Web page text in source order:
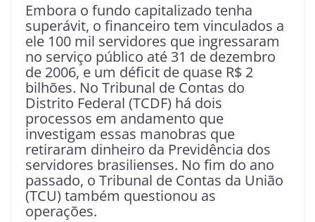
Embora o fundo capitalizado tenha
superávit, o financeiro tem vinculados a
ele 100 mil servidores que ingressaram
no serviço público até 31 de dezembro
de 2006, e um déficit de quase R$ 2
bilhões. No Tribunal de Contas do
Distrito Federal (TCDF) há dois
processos em andamento que
investigam essas manobras que
retiraram dinheiro da Previdência dos
servidores brasilienses. No fim do ano
passado, o Tribunal de Contas da União
(TCU) também questionou as
operações.